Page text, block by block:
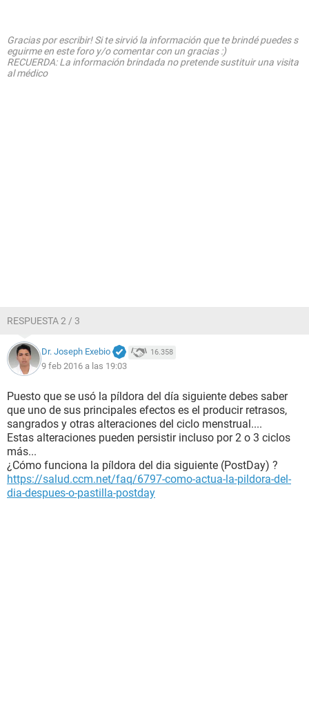
Gracias por escribir! Si te sirvió la información que te brindé puedes s
eguirme en este foro y/o comentar con un gracias :)
RECUERDA: La información brindada no pretende sustituir una visita
al médico
RESPUESTA 2 / 3
Dr. Joseph Exebio 16.358
9 feb 2016 a las 19:03
Puesto que se usó la píldora del día siguiente debes saber
que uno de sus principales efectos es el producir retrasos,
sangrados y otras alteraciones del ciclo menstrual....
Estas alteraciones pueden persistir incluso por 2 o 3 ciclos
más...
¿Cómo funciona la píldora del dia siguiente (PostDay) ?
https://salud.ccm.net/faq/6797-como-actua-la-pildora-del-
dia-despues-o-pastilla-postday